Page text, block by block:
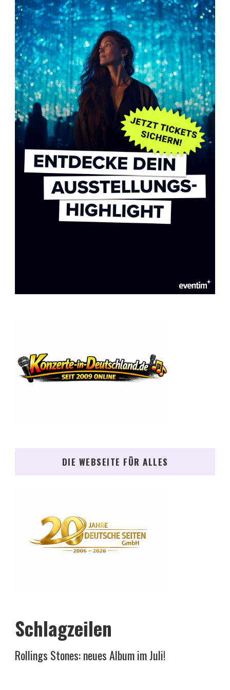
DIE WEBSEITE FÜR ALLES
Schlagzeilen
Rollings Stones: neues Album im Juli!